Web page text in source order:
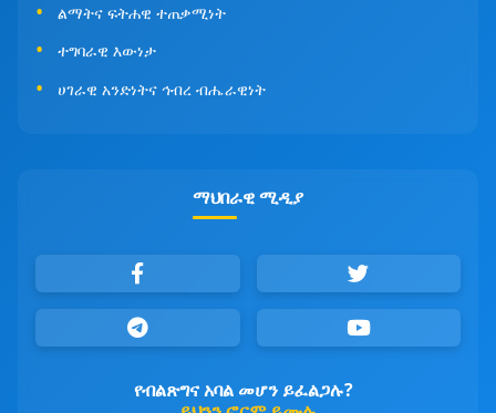
ልማትና ፍትሐዊ ተጠቃሚነት
ተግባራዊ እውነታ
ሀገራዊ አንድነትና ኅብረ ብሔራዊነት
ማህበራዊ ሚዲያ
የብልጽግና አባል መሆን ይፈልጋሉ?